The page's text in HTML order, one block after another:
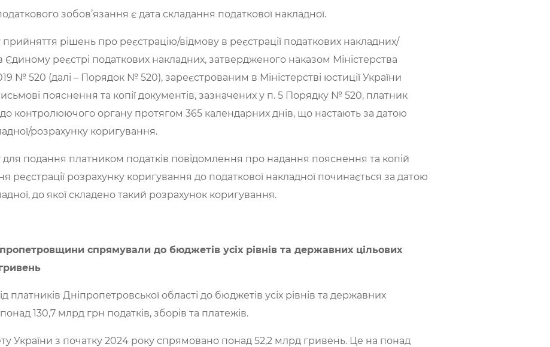
зобов’язання є дата складання податкової накладної.
рішень про реєстрацію/відмову в реєстрації податкових накладних/
Єдиному реєстрі податкових накладних, затвердженого наказом Міністерства
№ 520 (далі – Порядок № 520), зареєстрованим в Міністерстві юстиції України
пояснення та копії документів, зазначених у п. 5 Порядку № 520, платник
контролюючого органу протягом 365 календарних днів, що настають за датою
розрахунку коригування.
для подання платником податків повідомлення про надання пояснення та копій
реєстрації розрахунку коригування до податкової накладної починається за датою
до якої складено такий розрахунок коригування.
спрямували до бюджетів усіх рівнів та державних цільових
платників Дніпропетровської області до бюджетів усіх рівнів та державних
130,7 млрд грн податків, зборів та платежів.
України з початку 2024 року спрямовано понад 52,2 млрд гривень. Це на понад